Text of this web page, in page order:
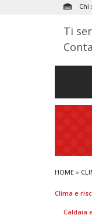
Chi
Ti
HOME»
Clima e
Caldaia